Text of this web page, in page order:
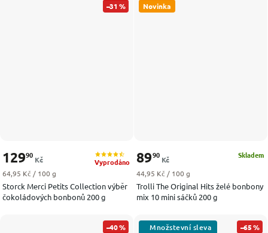
–31 %
Storck Merci Petits Collection výběr
čokoládových bonbonů 200 g
Vyprodáno
12990
Kč
Měrná cena:
64,95 Kč / 100 g
Novinka
Trolli The Original Hits želé bonbony
mix 10 mini sáčků 200 g
Skladem
8990
Kč
Měrná cena:
44,95 Kč / 100 g
–40 % –65 %